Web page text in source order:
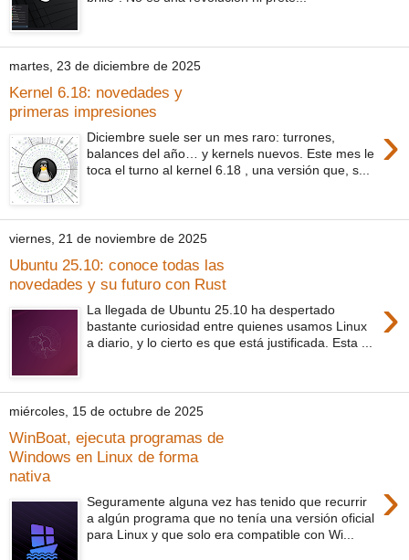
martes, 23 de diciembre de 2025
Kernel 6.18: novedades y
primeras impresiones
›
Diciembre suele ser un mes raro: turrones,
balances del año… y kernels nuevos. Este mes le
toca el turno al kernel 6.18 , una versión que, s...
viernes, 21 de noviembre de 2025
Ubuntu 25.10: conoce todas las
novedades y su futuro con Rust
›
La llegada de Ubuntu 25.10 ha despertado
bastante curiosidad entre quienes usamos Linux
a diario, y lo cierto es que está justificada. Esta ...
miércoles, 15 de octubre de 2025
WinBoat, ejecuta programas de
Windows en Linux de forma
nativa
›
Seguramente alguna vez has tenido que recurrir
a algún programa que no tenía una versión oficial
para Linux y que solo era compatible con Wi...